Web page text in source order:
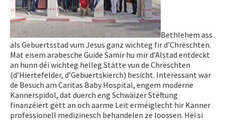
Bethlehem ass
als Gebuertsstad vum Jesus ganz wichteg fir d’Chrëschten.
Mat eisem arabesche Guide Samir hu mir d’Alstad entdeckt
an hunn déi wichteg helleg Stätte vun de Chrëschten
(d’Hiertefelder, d’Gebuertskierch) besicht. Interessant war
de Besuch am Caritas Baby Hospital, engem moderne
Kannerspidol, dat duerch eng Schwäizer Stëftung
finanzéiert gëtt an och aarme Leit erméiglecht hir Kanner
professionell medizinesch behandelen ze loossen. Hei si